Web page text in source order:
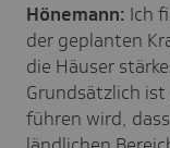
Hönemann: Ich
der geplanten
die Häuser
Grundsätzlich
führen wird,